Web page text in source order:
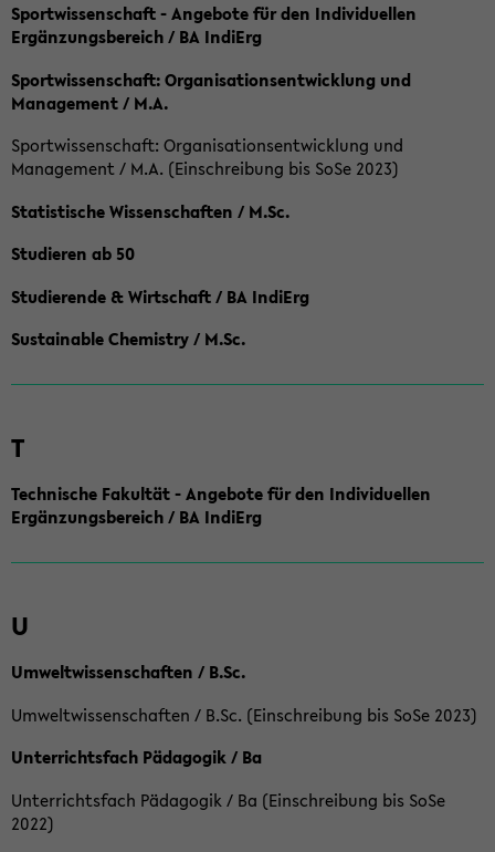
Sportwissenschaft - Angebote für den Individuellen
Ergänzungsbereich / BA IndiErg
Sportwissenschaft: Organisationsentwicklung und
Management / M.A.
Sportwissenschaft: Organisationsentwicklung und
Management / M.A. (Einschreibung bis SoSe 2023)
Statistische Wissenschaften / M.Sc.
Studieren ab 50
Studierende & Wirtschaft / BA IndiErg
Sustainable Chemistry / M.Sc.
T
Technische Fakultät - Angebote für den Individuellen
Ergänzungsbereich / BA IndiErg
U
Umweltwissenschaften / B.Sc.
Umweltwissenschaften / B.Sc. (Einschreibung bis SoSe 2023)
Unterrichtsfach Pädagogik / Ba
Unterrichtsfach Pädagogik / Ba (Einschreibung bis SoSe
2022)